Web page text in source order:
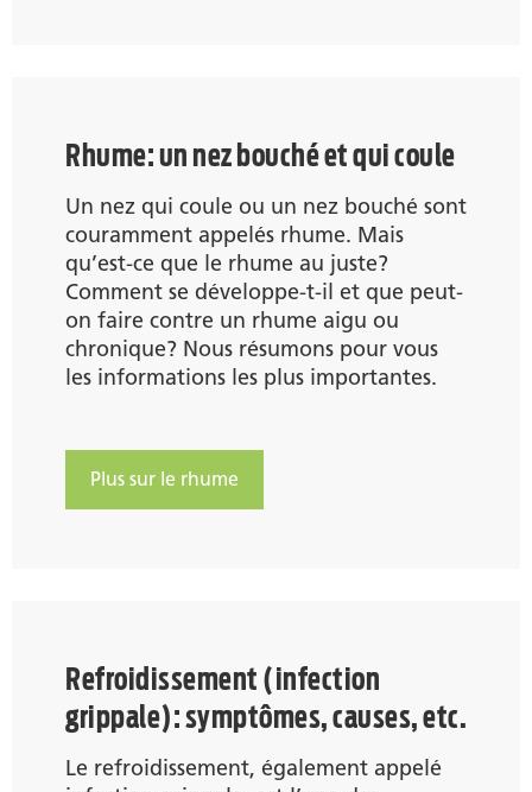
Rhume: un nez bouché et qui coule
Un nez qui coule ou un nez bouché sont
couramment appelés rhume. Mais
qu’est-ce que le rhume au juste?
Comment se développe-t-il et que peut-
on faire contre un rhume aigu ou
chronique? Nous résumons pour vous
les informations les plus importantes.
Plus sur le rhume
Refroidissement (infection
grippale): symptômes, causes, etc.
Le refroidissement, également appelé